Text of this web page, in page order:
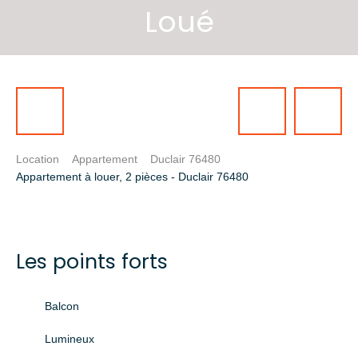
Loué
Location Appartement
Duclair 76480
Appartement à louer, 2 pièces - Duclair 76480
Les points forts
Balcon
Lumineux